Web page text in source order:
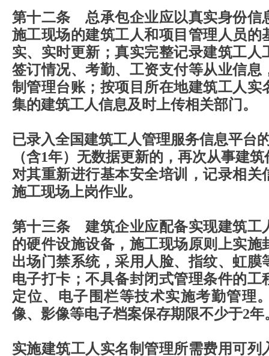
第十二条 总承包企业应以真实身份信
施工现场的建筑工人和项目管理人员的
实、实时更新；真实完整记录建筑工人
签订情况、考勤、工资支付等从业信息
制管理台账；按项目所在地建筑工人实
集的建筑工人信息及时上传相关部门。
已录入全国建筑工人管理服务信息平台
（含1年）无数据更新的，再次从事建
对其重新进行基本安全培训，记录相关
施工现场上岗作业。
第十三条 建筑企业应配备实现建筑工
的硬件设施设备，施工现场原则上实施
出场门禁系统，采用人脸、指纹、虹膜
电子打卡；不具备封闭式管理条件的工
定位、电子围栏等技术实施考勤管理
像、影像等电子档案保存期限不少于2年
实施建筑工人实名制管理所需费用可列